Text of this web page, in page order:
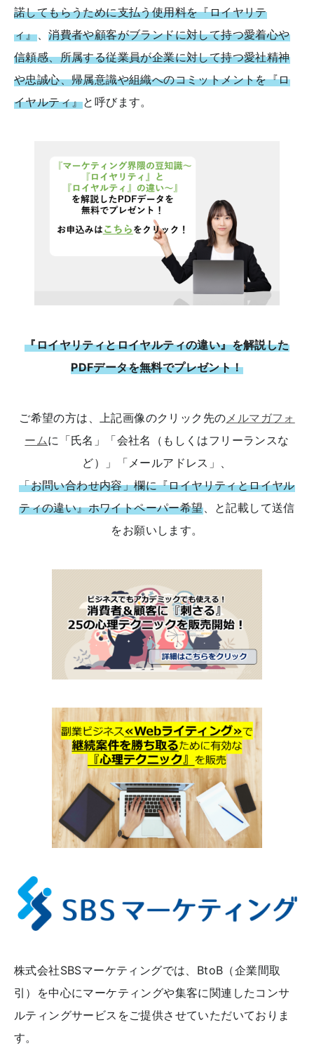
諾してもらうために支払う使用料を『ロイヤリテ
ィ』、消費者や顧客がブランドに対して持つ愛着心や
信頼感、所属する従業員が企業に対して持つ愛社精神
や忠誠心、帰属意識や組織へのコミットメントを『ロ
イヤルティ』と呼びます。
『ロイヤリティとロイヤルティの違い』を解説した
PDFデータを無料でプレゼント！
ご希望の方は、上記画像のクリック先の メルマガフォ
ームに「氏名」「会社名（もしくはフリーランスな
ど）」「メールアドレス」、
「お問い合わせ内容」欄に『ロイヤリティとロイヤル
ティの違い』ホワイトペーパー希望、と記載して送信
をお願いします。
株式会社SBSマーケティングでは、BtoB（企業間取
引）を中心にマーケティングや集客に関連したコンサ
ルティングサービスをご提供させていただいておりま
す。